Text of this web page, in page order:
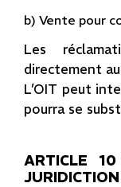
b) Vente pour
Les
directement
L’OIT peut
pourra se
ARTICLE